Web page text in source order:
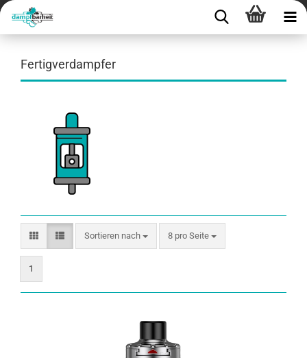
Fertigverdampfer
Sortieren nach 8 pro Seite
1